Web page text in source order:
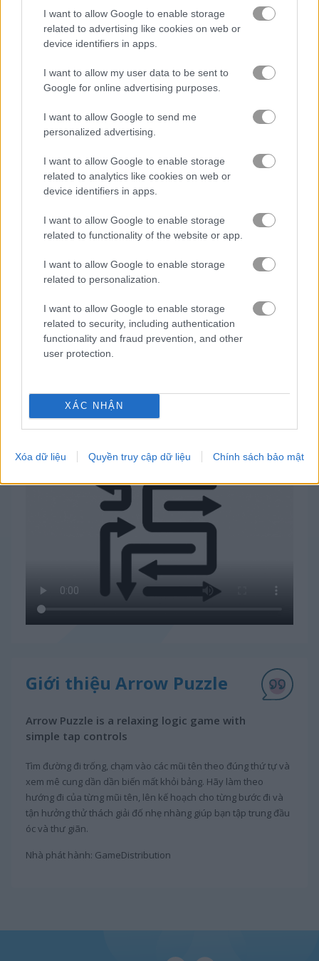
I want to allow Google to enable storage
related to advertising like cookies on web or
device identifiers in apps.
I want to allow my user data to be sent to
Google for online advertising purposes.
I want to allow Google to send me
personalized advertising.
I want to allow Google to enable storage
related to analytics like cookies on web or
device identifiers in apps.
I want to allow Google to enable storage
related to functionality of the website or app.
I want to allow Google to enable storage
related to personalization.
I want to allow Google to enable storage
related to security, including authentication
functionality and fraud prevention, and other
user protection.
XÁC NHẬN
Xóa dữ liệu Quyền truy cập dữ liệu Chính sách bảo mật
khối
trái cây
ghép hình
câu đố
trò chơi trực tuyến miễn phí trò chơi xếp hình arrow puzzle
Video gameplay
Giới thiệu Arrow Puzzle
Arrow Puzzle is a relaxing logic game with
simple tap controls
Tìm đường đi trống, chạm vào các mũi tên theo đúng thứ tự và
xem mê cung dần dần biến mất khỏi bảng. Hãy làm theo
hướng đi của từng mũi tên, lên kế hoạch cho từng bước đi và
tận hưởng thử thách giải đố nhẹ nhàng giúp bạn tập trung đầu
óc và thư giãn.
Nhà phát hành: GameDistribution